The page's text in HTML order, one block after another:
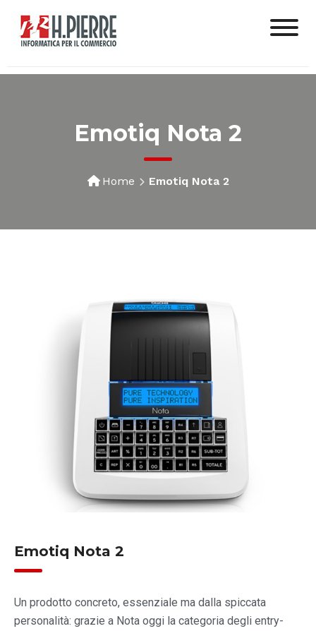
Emotiq Nota 2
Home Emotiq Nota 2
Emotiq Nota 2
Un prodotto concreto, essenziale ma dalla spiccata
personalità: grazie a Nota oggi la categoria degli entry-